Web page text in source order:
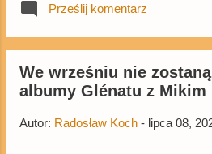
Tom jest
na Egmont.pl .
września do
Czarodziejek
zbiorczej
Irm...
dżentelmenem
w
Pismo w dużej
przedrukiem
skandynawskich
Prześlij komentarz
We wrześniu nie
albumy Glénatu z Mikim
Autor: Radosław Koch - lipca 08,